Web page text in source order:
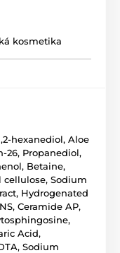
kosmetika
hexanediol, Aloe
26, Propanediol,
Betaine,
cellulose, Sodium
Hydrogenated
Ceramide AP,
Acid,
Sodium